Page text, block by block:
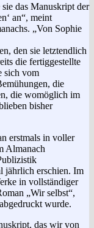
das Manuskript der
an“, meint
„Von Sophie
den sie letztendlich
die fertiggestellte
sich vom
die
die womöglich im
bisher
erstmals in voller
Almanach
jährlich erschien. Im
in vollständiger
„Wir selbst“,
wurde.
das wir von